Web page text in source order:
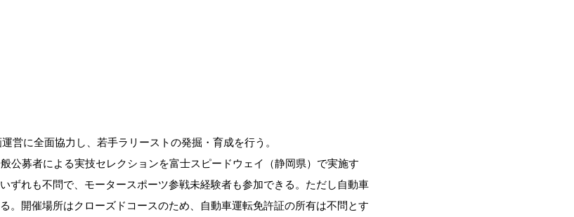
営に全面協力し、若手ラリーストの発掘・育成を行う。
公募者による実技セレクションを富士スピードウェイ（静岡県）で実施す
ずれも不問で、モータースポーツ参戦未経験者も参加できる。ただし自動車
。開催場所はクローズドコースのため、自動車運転免許証の所有は不問とす